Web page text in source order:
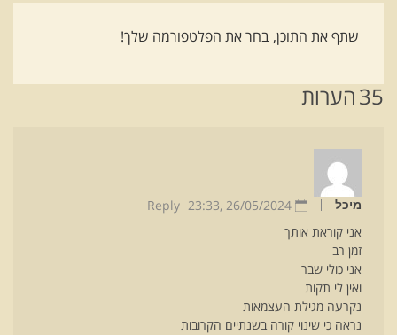
שתף את התוכן, בחר את הפלטפורמה שלך!
35הערות
מיכל 26/05/2024 ,
23:33
Reply
אני קוראת אותך
זמן רב
אני כולי שבר
ואין לי תקות
נקרעה מגילת העצמאות
נראה כי שינוי קורה בשנתיים הקרובות